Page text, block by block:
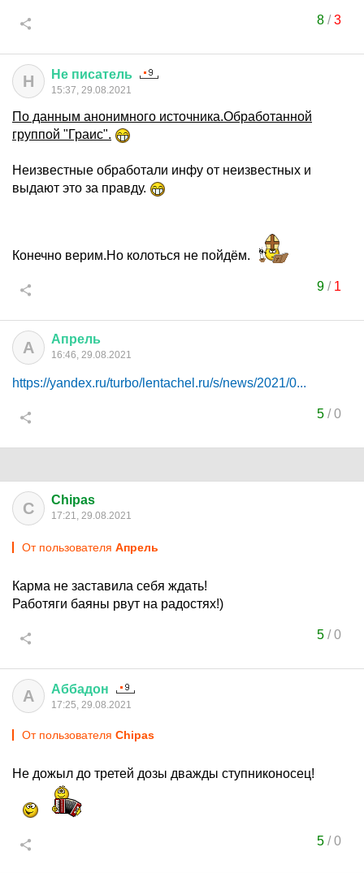
8/3
Н Не писатель
15:37, 29.08.2021
По данным анонимного источника.Обработанной
группой "Граис".
Неизвестные обработали инфу от неизвестных и
выдают это за правду.
Конечно верим.Но колоться не пойдём.
9/ 1
А Апрель
16:46, 29.08.2021
https://yandex.ru/turbo/lentachel.ru/s/news/2021/0...
5/0
C Chipas
17:21, 29.08.2021
От пользователя Апрель
Карма не заставила себя ждать!
Работяги баяны рвут на радостях!)
5/0
А Аббадон
17:25, 29.08.2021
От пользователя Chipas
Не дожыл до третей дозы дважды ступниконосец!
5/0